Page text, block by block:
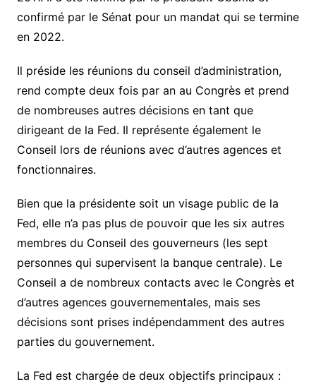
confirmé par le Sénat pour un mandat qui se termine
en 2022.
Il préside les réunions du conseil d’administration,
rend compte deux fois par an au Congrès et prend
de nombreuses autres décisions en tant que
dirigeant de la Fed. Il représente également le
Conseil lors de réunions avec d’autres agences et
fonctionnaires.
Bien que la présidente soit un visage public de la
Fed, elle n’a pas plus de pouvoir que les six autres
membres du Conseil des gouverneurs (les sept
personnes qui supervisent la banque centrale). Le
Conseil a de nombreux contacts avec le Congrès et
d’autres agences gouvernementales, mais ses
décisions sont prises indépendamment des autres
parties du gouvernement.
La Fed est chargée de deux objectifs principaux :